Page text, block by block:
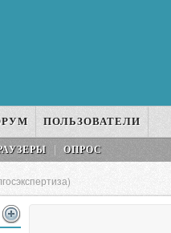
ПОЛЬЗОВАТЕЛИ
ОПРОС